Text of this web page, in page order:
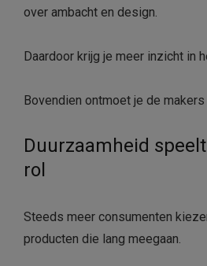
over ambacht en design.
Daardoor krijg je meer inzicht in
Bovendien ontmoet je de makers
Duurzaamheid
rol
Steeds meer consumenten
producten die lang meegaan.